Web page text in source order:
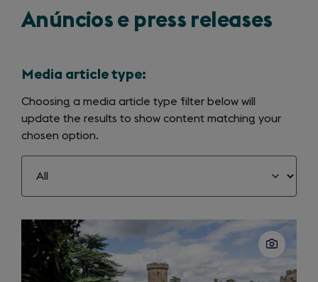
Anúncios e press releases
Media article type:
Choosing a media article type filter below will
update the results to show content matching your
chosen option.
Slide
of